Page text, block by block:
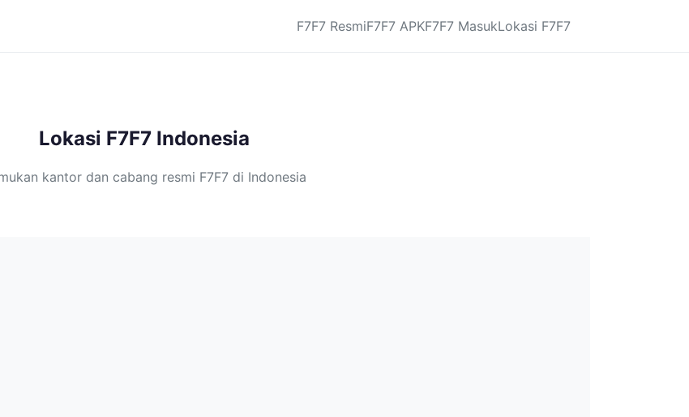
F7F7 ResmiF7F7 APKF7F7 MasukLokasi F7F7
Lokasi F7F7 Indonesia
kantor dan cabang resmi F7F7 di Indonesia